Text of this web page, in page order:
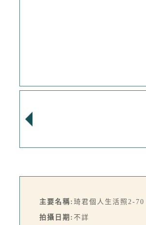
主要名稱: 琦君個人生活照2-70
拍攝日期: 不詳